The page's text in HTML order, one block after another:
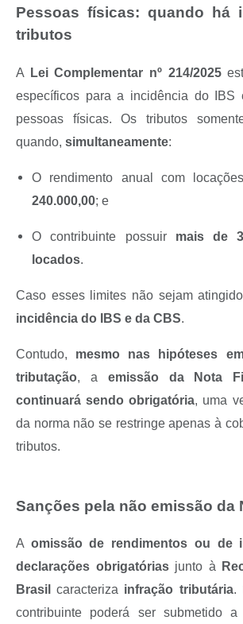
Pessoas físicas: quando há
tributos
A Lei Complementar nº 214/2025
específicos para a incidência do IBS
pessoas físicas. Os tributos
quando, simultaneamente:
O rendimento anual com
240.000,00; e
O contribuinte possuir mais de
locados.
Caso esses limites não sejam
incidência do IBS e da CBS.
Contudo, mesmo nas hipóteses
tributação, a emissão da Nota
continuará sendo obrigatória, uma
da norma não se restringe apenas à
tributos.
Sanções pela não emissão da
A omissão de rendimentos ou de
declarações obrigatóriasjunto à
Brasil
caracteriza infração tributária.
contribuinte poderá ser submetido a